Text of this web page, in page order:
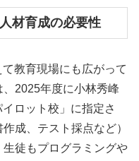
材育成の必要性
教育現場にも広がって
2025年度に小林秀峰
ロット校」に指定さ
成、テスト採点など）
徒もプログラミングや